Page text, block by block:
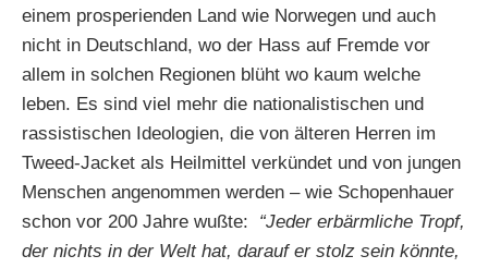
einem prosperienden Land wie Norwegen und auch
nicht in Deutschland, wo der Hass auf Fremde vor
allem in solchen Regionen blüht wo kaum welche
leben. Es sind viel mehr die nationalistischen und
rassistischen Ideologien, die von älteren Herren im
Tweed-Jacket als Heilmittel verkündet und von jungen
Menschen angenommen werden – wie Schopenhauer
schon vor 200 Jahre wußte: “Jeder erbärmliche Tropf,
der nichts in der Welt hat, darauf er stolz sein könnte,